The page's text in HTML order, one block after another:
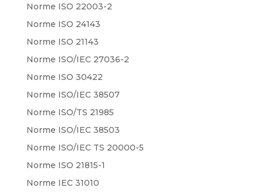
Norme ISO 22003-2
Norme ISO 24143
Norme ISO 21143
Norme ISO/IEC 27036-2
Norme ISO 30422
Norme ISO/IEC 38507
Norme ISO/TS 21985
Norme ISO/IEC 38503
Norme ISO/IEC TS 20000-5
Norme ISO 21815-1
Norme IEC 31010